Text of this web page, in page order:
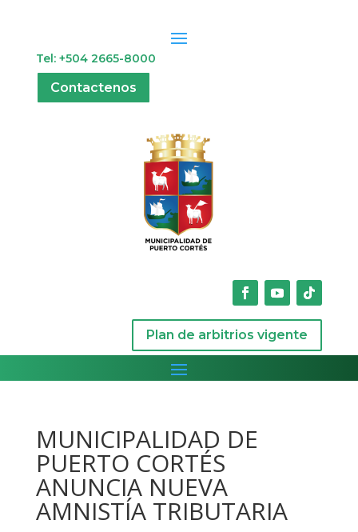
Tel: +504 2665-8000
Contactenos
Plan de arbitrios vigente
MUNICIPALIDAD DE
PUERTO CORTÉS
ANUNCIA NUEVA
AMNISTÍA TRIBUTARIA